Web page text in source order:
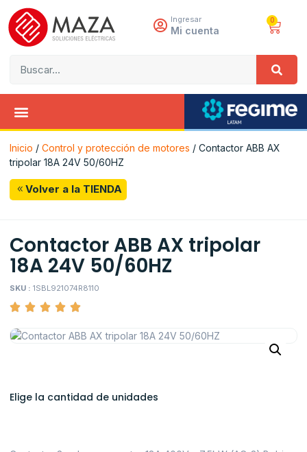
Ingresar
Mi cuenta
0
Inicio / Control y protección de motores / Contactor ABB AX
tripolar 18A 24V 50/60HZ
Volver a la TIENDA
Contactor ABB AX tripolar
18A 24V 50/60HZ
SKU : 1SBL921074R8110
Elige la cantidad de unidades